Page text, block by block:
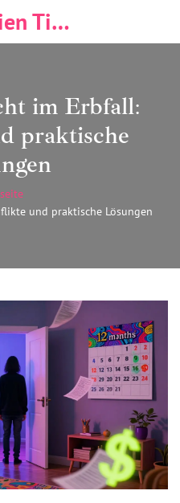
Bildungsmaterialien Tischlerei & Immobilien
im Erbfall:
praktische
und praktische Lösungen